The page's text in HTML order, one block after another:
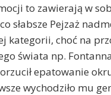
to zawierają w
słabsze Pejzaż
kategorii, choć na
świata np.
epatowanie
wychodziło mu